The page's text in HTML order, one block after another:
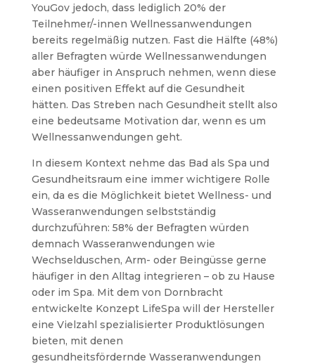
YouGov jedoch, dass lediglich 20% der
Teilnehmer/-innen Wellnessanwendungen
bereits regelmäßig nutzen. Fast die Hälfte (48%)
aller Befragten würde Wellnessanwendungen
aber häufiger in Anspruch nehmen, wenn diese
einen positiven Effekt auf die Gesundheit
hätten. Das Streben nach Gesundheit stellt also
eine bedeutsame Motivation dar, wenn es um
Wellnessanwendungen geht.
In diesem Kontext nehme das Bad als Spa und
Gesundheitsraum eine immer wichtigere Rolle
ein, da es die Möglichkeit bietet Wellness- und
Wasseranwendungen selbstständig
durchzuführen: 58% der Befragten würden
demnach Wasseranwendungen wie
Wechselduschen, Arm- oder Beingüsse gerne
häufiger in den Alltag integrieren – ob zu Hause
oder im Spa. Mit dem von Dornbracht
entwickelte Konzept LifeSpa will der Hersteller
eine Vielzahl spezialisierter Produktlösungen
bieten, mit denen
gesundheitsfördernde Wasseranwendungen